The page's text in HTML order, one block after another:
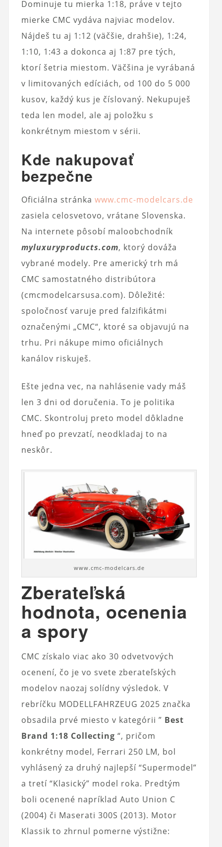
Dominuje tu mierka 1:18, práve v tejto
mierke CMC vydáva najviac modelov.
Nájdeš tu aj 1:12 (väčšie, drahšie), 1:24,
1:10, 1:43 a dokonca aj 1:87 pre tých,
ktorí šetria miestom. Väčšina je vyrábaná
v limitovaných edíciách, od 100 do 5 000
kusov, každý kus je číslovaný. Nekupuješ
teda len model, ale aj položku s
konkrétnym miestom v sérii.
Kde nakupovať
bezpečne
Oficiálna stránka www.cmc-modelcars.de
zasiela celosvetovo, vrátane Slovenska.
Na internete pôsobí maloobchodník
myluxuryproducts.com, ktorý dováža
vybrané modely. Pre americký trh má
CMC samostatného distribútora
(cmcmodelcarsusa.com). Dôležité:
spoločnosť varuje pred falzifikátmi
označenými „CMC“, ktoré sa objavujú na
trhu. Pri nákupe mimo oficiálnych
kanálov riskuješ.
Ešte jedna vec, na nahlásenie vady máš
len 3 dni od doručenia. To je politika
CMC. Skontroluj preto model dôkladne
hneď po prevzatí, neodkladaj to na
neskôr.
www.cmc-modelcars.de
Zberateľská
hodnota, ocenenia
a spory
CMC získalo viac ako 30 odvetvových
ocenení, čo je vo svete zberateľských
modelov naozaj solídny výsledok. V
rebríčku MODELLFAHRZEUG 2025 značka
obsadila prvé miesto v kategórii ” Best
Brand 1:18 Collecting “, pričom
konkrétny model, Ferrari 250 LM, bol
vyhlásený za druhý najlepší “Supermodel”
a tretí “Klasický” model roka. Predtým
boli ocenené napríklad Auto Union C
(2004) či Maserati 300S (2013). Motor
Klassik to zhrnul pomerne výstižne: